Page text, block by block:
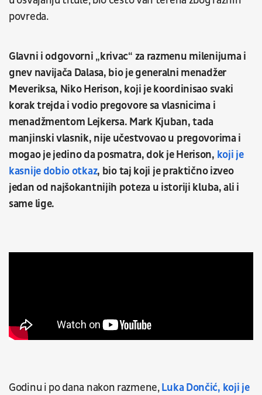
povreda.
Glavni i odgovorni „krivac“ za razmenu milenijuma i
gnev navijača Dalasa, bio je generalni menadžer
Meveriksa, Niko Herison, koji je koordinisao svaki
korak trejda i vodio pregovore sa vlasnicima i
menadžmentom Lejkersa. Mark Kjuban, tada
manjinski vlasnik, nije učestvovao u pregovorima i
mogao je jedino da posmatra, dok je Herison, koji je
kasnije dobio otkaz, bio taj koji je praktično izveo
jedan od najšokantnijih poteza u istoriji kluba, ali i
same lige.
Godinu i po dana nakon razmene,Luka Dončić, koji je